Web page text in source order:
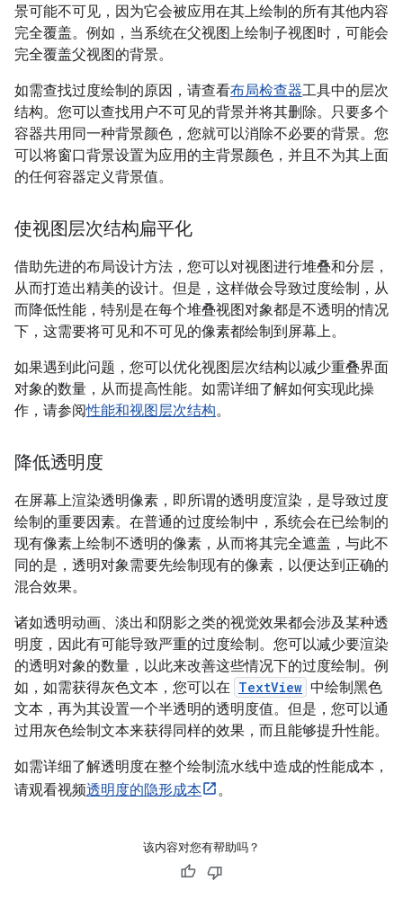
景可能不可见，因为它会被应用在其上绘制的所有其他内容
完全覆盖。例如，当系统在父视图上绘制子视图时，可能会
完全覆盖父视图的背景。
如需查找过度绘制的原因，请查看布局检查器工具中的层次
结构。您可以查找用户不可见的背景并将其删除。只要多个
容器共用同一种背景颜色，您就可以消除不必要的背景。您
可以将窗口背景设置为应用的主背景颜色，并且不为其上面
的任何容器定义背景值。
使视图层次结构扁平化
借助先进的布局设计方法，您可以对视图进行堆叠和分层，
从而打造出精美的设计。但是，这样做会导致过度绘制，从
而降低性能，特别是在每个堆叠视图对象都是不透明的情况
下，这需要将可见和不可见的像素都绘制到屏幕上。
如果遇到此问题，您可以优化视图层次结构以减少重叠界面
对象的数量，从而提高性能。如需详细了解如何实现此操
作，请参阅性能和视图层次结构。
降低透明度
在屏幕上渲染透明像素，即所谓的透明度渲染，是导致过度
绘制的重要因素。 在普通的过度绘制中，系统会在已绘制的
现有像素上绘制不透明的像素，从而将其完全遮盖，与此不
同的是，透明对象需要先绘制现有的像素，以便达到正确的
混合效果。
诸如透明动画、淡出和阴影之类的视觉效果都会涉及某种透
明度，因此有可能导致严重的过度绘制。您可以减少要渲染
的透明对象的数量，以此来改善这些情况下的过度绘制。例
如，如需获得灰色文本，您可以在 TextView 中绘制黑色
文本，再为其设置一个半透明的透明度值。但是，您可以通
过用灰色绘制文本来获得同样的效果，而且能够提升性能。
如需详细了解透明度在整个绘制流水线中造成的性能成本，
请观看视频透明度的隐形成本 。
该内容对您有帮助吗？